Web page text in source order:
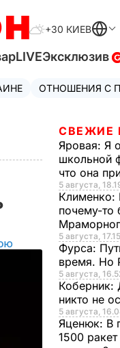
+30 КИЕВ
LIVEЭксклюзив
ОТНОШЕНИЯ С
СВЕЖИЕ
Яровая: Я
школьной
что она
5 августа,
Клименко:
почему-то
5 августа, 17.15
Фурса:
время. Но
5 августа,
Коберник:
никто не
5 августа,
Яценюк: В
1500